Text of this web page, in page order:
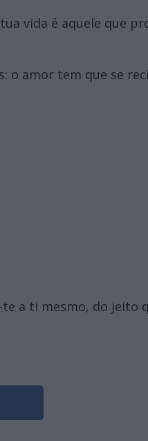
vida é aquele que
o amor tem que se
a ti mesmo, do jeito